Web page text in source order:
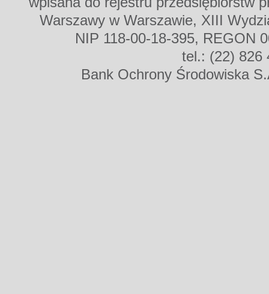
Warszawy w Warszawie, XIII
NIP 118-00-18-395, REGON
tel.: (22) 826
Bank Ochrony Środowiska